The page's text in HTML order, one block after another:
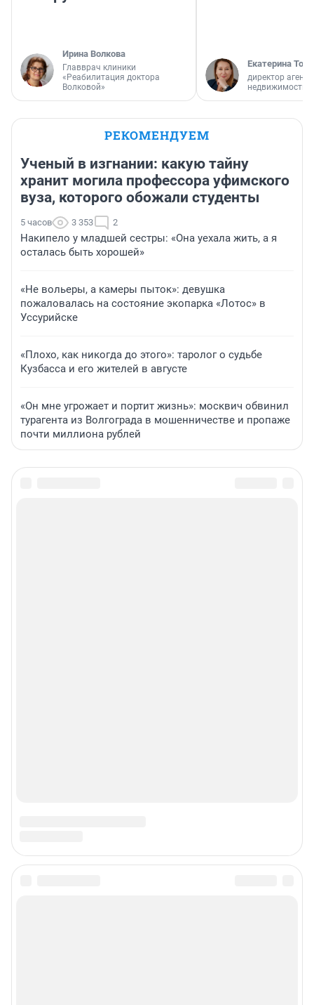
Ирина Волкова
Главврач клиники
«Реабилитация доктора
Волковой»
Екатерина
директор
недвижимости
РЕКОМЕНДУЕМ
Ученый в изгнании: какую тайну
хранит могила профессора уфимского
вуза, которого обожали студенты
5 часов 3 353 2
Накипело у младшей сестры: «Она уехала жить, а я
осталась быть хорошей»
«Не вольеры, а камеры пыток»: девушка
пожаловалась на состояние экопарка «Лотос» в
Уссурийске
«Плохо, как никогда до этого»: таролог о судьбе
Кузбасса и его жителей в августе
«Он мне угрожает и портит жизнь»: москвич обвинил
турагента из Волгограда в мошенничестве и пропаже
почти миллиона рублей